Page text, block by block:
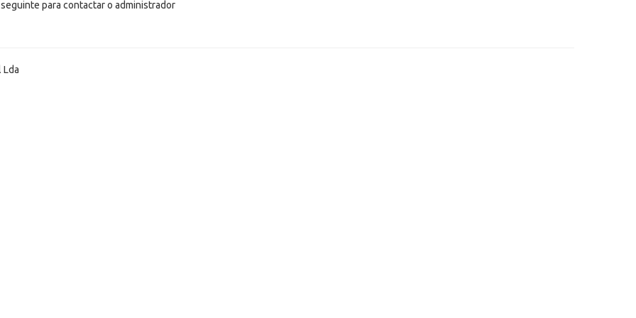
para contactar o administrador
Lda